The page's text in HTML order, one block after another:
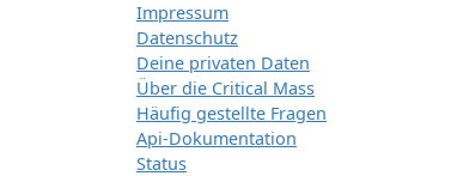
Impressum
Datenschutz
Deine privaten Daten
Über die Critical Mass
Häufig gestellte Fragen
Api-Dokumentation
Status